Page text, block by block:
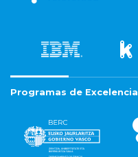
Programas de Excelencia